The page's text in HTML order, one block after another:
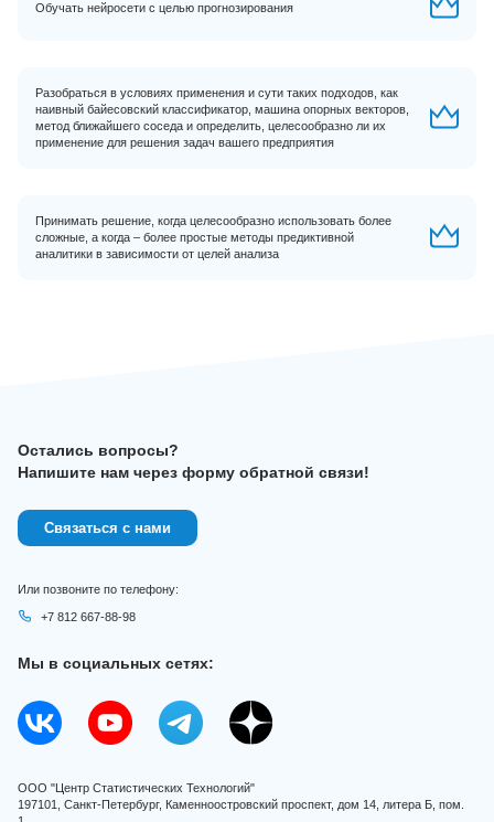
Обучать нейросети с целью прогнозирования
Разобраться в условиях применения и сути таких подходов, как
наивный байесовский классификатор, машина опорных векторов,
метод ближайшего соседа и определить, целесообразно ли их
применение для решения задач вашего предприятия
Принимать решение, когда целесообразно использовать более
сложные, а когда – более простые методы предиктивной
аналитики в зависимости от целей анализа
Остались вопросы?
Напишите нам через форму обратной связи!
Связаться с нами
Или позвоните по телефону:
+7 812 667-88-98
Мы в социальных сетях:
ООО "Центр Статистических Технологий"
197101, Санкт-Петербург, Каменноостровский проспект, дом 14, литера Б, пом.